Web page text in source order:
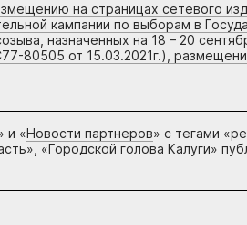
на страницах сетевого
кампании по выборам в
назначенных на 18 – 20
80505 от 15.03.2021г.),
и «Новости партнеров» с тегами
«Городской голова Калуги»